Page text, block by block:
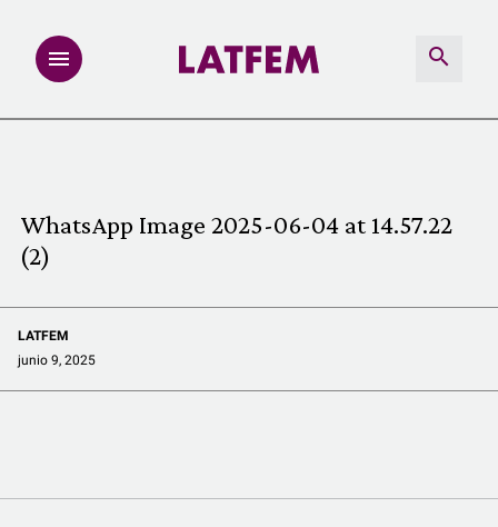
MULTIMEDIA
REDACCIÓN ABIERTA
LATFEMLAB.
WhatsApp Image 2025-06-04 at 14.57.22
(2)
LATFEM
junio 9, 2025